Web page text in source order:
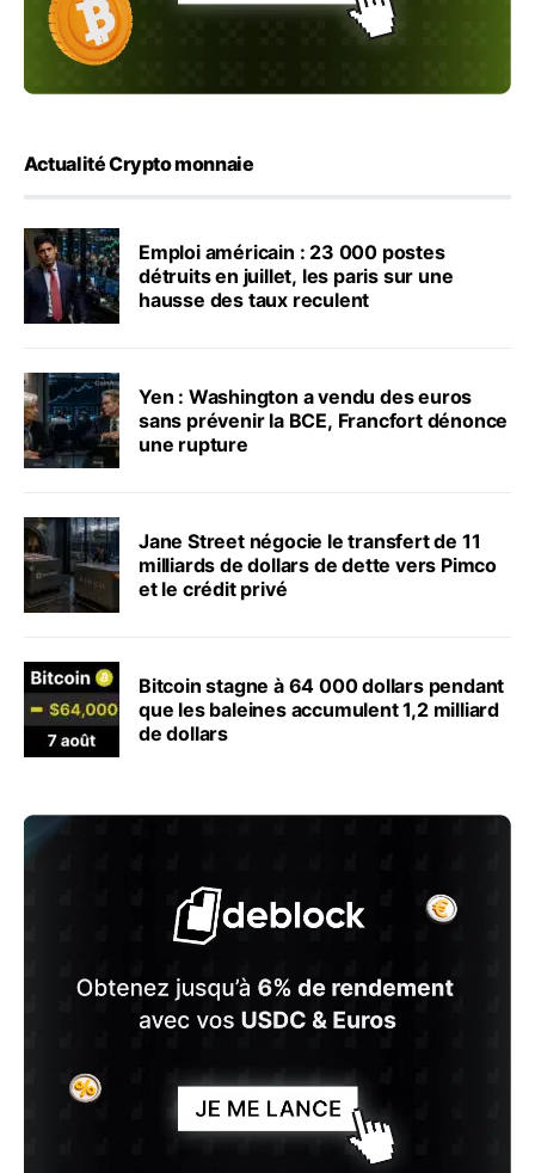
Actualité Crypto monnaie
Emploi américain : 23 000 postes
détruits en juillet, les paris sur une
hausse des taux reculent
Yen : Washington a vendu des euros
sans prévenir la BCE, Francfort dénonce
une rupture
Jane Street négocie le transfert de 11
milliards de dollars de dette vers Pimco
et le crédit privé
Bitcoin stagne à 64 000 dollars pendant
que les baleines accumulent 1,2 milliard
de dollars